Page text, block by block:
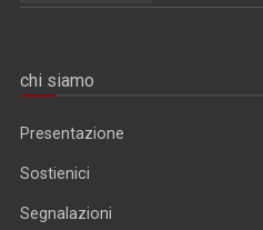
chi siamo
Presentazione
Sostienici
Segnalazioni